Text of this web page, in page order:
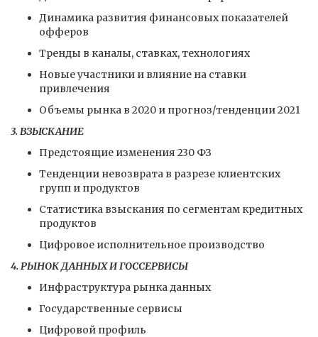
Динамика развития финансовых показателей
офферов
Тренды в каналы, ставках, технологиях
Новые участники и влияние на ставки
привлечения
Объемы рынка в 2020 и прогноз/тенденции 2021
3. ВЗЫСКАНИЕ
Предстоящие изменения 230 ФЗ
Тенденции невозврата в разрезе клиентских
групп и продуктов
Статистика взыскания по сегментам кредитных
продуктов
Цифровое исполнительное производство
4. РЫНОК ДАННЫХ И ГОССЕРВИСЫ
Инфраструктура рынка данных
Государственные сервисы
Цифровой профиль